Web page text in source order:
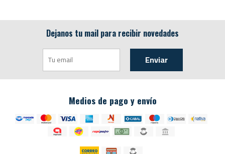
Dejanos tu mail para recibir novedades
Enviar
Medios de pago y envío